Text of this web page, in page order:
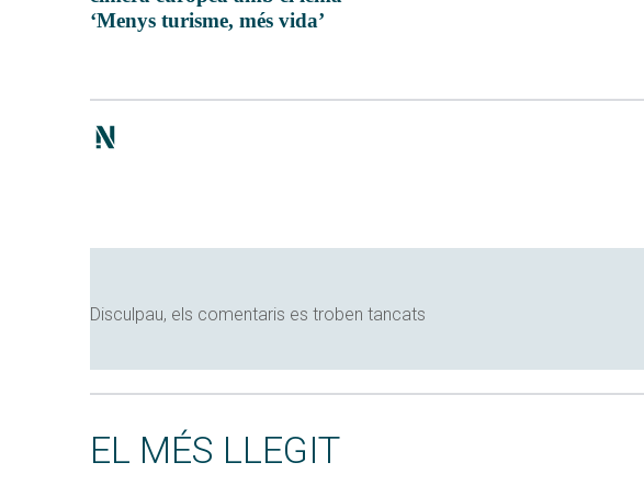
‘Menys turisme, més vida’
Disculpau, els comentaris es troben tancats
EL MÉS LLEGIT